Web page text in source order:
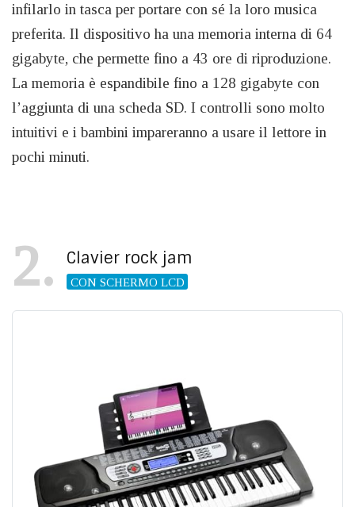
infilarlo in tasca per portare con sé la loro musica
preferita. Il dispositivo ha una memoria interna di 64
gigabyte, che permette fino a 43 ore di riproduzione.
La memoria è espandibile fino a 128 gigabyte con
l’aggiunta di una scheda SD. I controlli sono molto
intuitivi e i bambini impareranno a usare il lettore in
pochi minuti.
2 Clavier rock jam
CON SCHERMO LCD